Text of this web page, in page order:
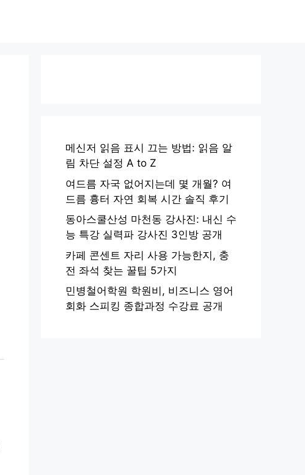
메신저 읽음 표시 끄는 방법: 읽음 알
림 차단 설정 A to Z
여드름 자국 없어지는데 몇 개월? 여
드름 흉터 자연 회복 시간 솔직 후기
동아스쿨산성 마천동 강사진: 내신 수
능 특강 실력파 강사진 3인방 공개
카페 콘센트 자리 사용 가능한지, 충
전 좌석 찾는 꿀팁 5가지
민병철어학원 학원비, 비즈니스 영어
회화 스피킹 종합과정 수강료 공개